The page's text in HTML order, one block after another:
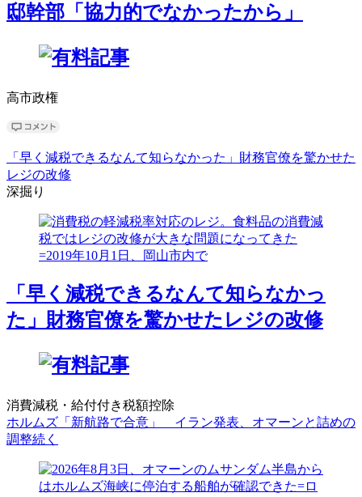
邸幹部「協力的でなかったから」
高市政権
「早く減税できるなんて知らなかった」財務官僚を驚かせた
レジの改修
深掘り
「早く減税できるなんて知らなかっ
た」財務官僚を驚かせたレジの改修
消費減税・給付付き税額控除
ホルムズ「新航路で合意」 イラン発表、オマーンと詰めの
調整続く